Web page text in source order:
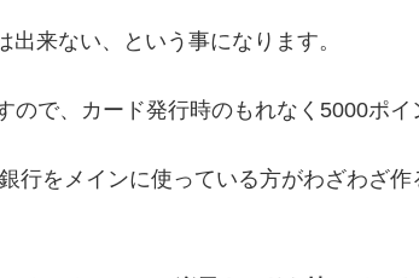
来ない、という事になります。
ので、カード発行時のもれなく5000ポイ
行をメインに使っている方がわざわざ